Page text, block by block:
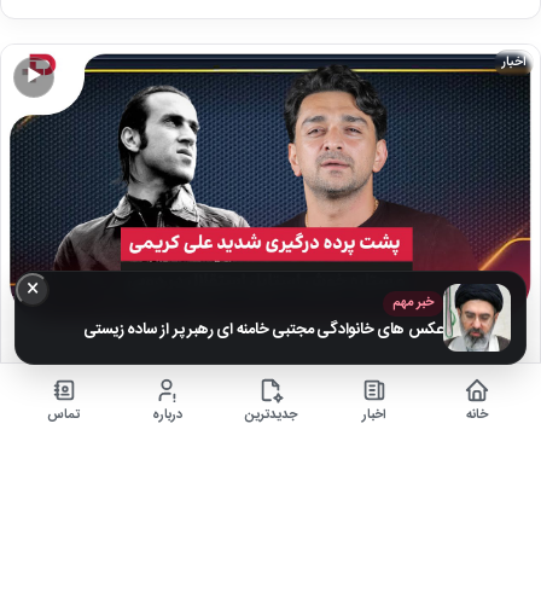
▶
اخبار
پشت پرده درگیری شدید علی کریمی و ستاره خوش استایل استقلال
× خبر مهم
عکس های خانوادگی مجتبی خامنه ای رهبر پر از ساده زیستی
خانه اخبار جدیدترین درباره تماس